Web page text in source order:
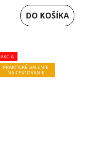
DO KOŠÍKA
AKCIA
PRAKTICKÉ BALENIE
NA CESTOVANIE